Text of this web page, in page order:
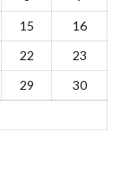
15
16
22
23
29
30